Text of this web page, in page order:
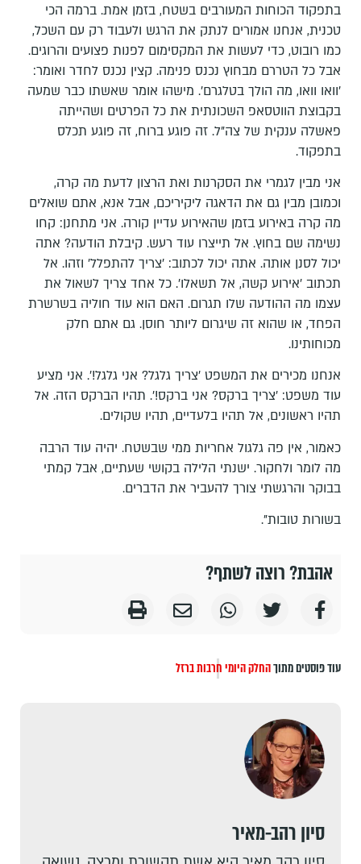
בתפקוד הכוחות המעורבים בשטח, בזמן אמת. ברמה הכי
טכנית, אנחנו אמורים לנתק את הרגש ולעבוד רק עם השכל,
כמו רובוט, כדי לעשות את המקסימום לפנות פצועים והרוגים.
אבל כל הטררם מבחוץ נכנס פנימה. קצין נכנס לחדר ואומר:
'וואו וואו, מה הולך בטלגרם'. מישהו אומר שאשתו כבר שמעה
בקבוצת הווטסאפ השכונתית את כל הפרטים ושהייתה
פאשלה ענקית של צה"ל. זה פוגע ברוח, זה פוגע תכלס
בתפקוד.
אני מבין לגמרי את הסקרנות ואת הרצון לדעת מה קרה,
וכמובן מבין גם את הדאגה ליקיריכם, אבל אנא, אתם שואלים
מה קרה באירוע בזמן שהאירוע עדיין קורה. אני מתחנן: קחו
נשימה שם בחוץ. אל תייצרו עוד רעש. קיבלת הודעה? אתה
יכול לסנן אותה. אתה יכול לכתוב: 'צריך להתפלל' וזהו. אל
תכתוב 'אירוע קשה, אל תשאלו'. כל אחד צריך לשאול את
עצמו מה ההודעה שלו תגרום. האם הוא עוד חוליה בשרשרת
הפחד, או שהוא זה שיגרום ליותר חוסן. גם אתם חלק
מכוחותינו.
אנחנו מכירים את המשפט 'צריך גלגל? אני גלגל!'. אני מציע
עוד משפט: 'צריך ברקס? אני ברקס!'. תהיו הברקס הזה. אל
תהיו ראשונים, אל תהיו בלעדיים, תהיו שקולים.
כאמור, אין פה גלגול אחריות ממי שבשטח. יהיה עוד הרבה
מה לומר ולחקור. ישנתי הלילה בקושי שעתיים, אבל קמתי
בבוקר והרגשתי צורך להעביר את הדברים.
בשורות טובות".
אהבת? רוצה לשתף?
עוד פוסטים מתוךהחלק היומיחרבות ברזל
סיון רהב-מאיר